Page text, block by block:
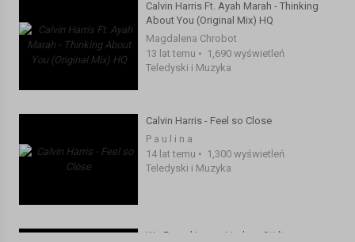
Calvin Harris Ft. Ayah Marah - Thinking
About You (Original Mix) HQ
Magdalena Chrobot
13 lat temu • 1,690 wyświetleń
Teledyski i Muzyka
Calvin Harris - Feel so Close
P a u l i n a
14 lat temu • 1,300 wyświetleń
Teledyski i Muzyka
We Found Love - Lindsey Stirling